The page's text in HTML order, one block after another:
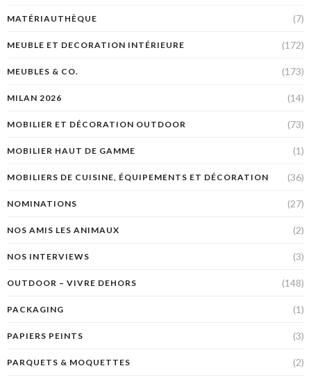
MATÉRIAUTHÈQUE (7)
MEUBLE ET DECORATION INTÉRIEURE (172)
MEUBLES & CO. (173)
MILAN 2026 (14)
MOBILIER ET DÉCORATION OUTDOOR (73)
MOBILIER HAUT DE GAMME (1)
MOBILIERS DE CUISINE, ÉQUIPEMENTS ET DÉCORATION (36)
NOMINATIONS (27)
NOS AMIS LES ANIMAUX (2)
NOS INTERVIEWS (3)
OUTDOOR – VIVRE DEHORS (148)
PACKAGING (1)
PAPIERS PEINTS (3)
PARQUETS & MOQUETTES (2)